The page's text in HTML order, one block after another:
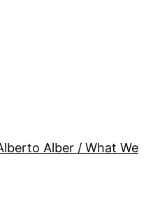
Alber / What We